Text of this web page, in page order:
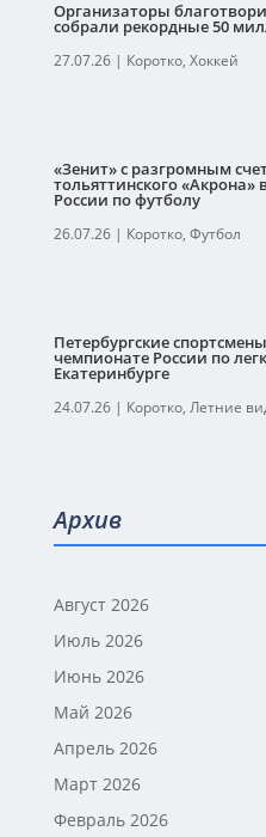
Организаторы
собрали рекордные 50
27.07.26| Коротко, Хоккей
«Зенит» с разгромным
тольяттинского
России по футболу
26.07.26| Коротко, Футбол
Петербургские
чемпионате России по
Екатеринбурге
24.07.26| Коротко, Летние
Архив
Август 2026
Июль 2026
Июнь 2026
Май 2026
Апрель 2026
Март 2026
Февраль 2026